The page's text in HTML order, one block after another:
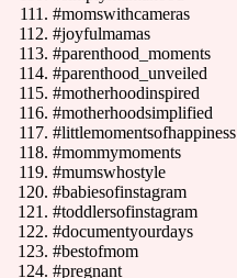
#momswithcameras
#joyfulmamas
#parenthood_moments
#parenthood_unveiled
#motherhoodinspired
#motherhoodsimplified
#littlemomentsofhappiness
#mommymoments
#mumswhostyle
#babiesofinstagram
#toddlersofinstagram
#documentyourdays
#bestofmom
#pregnant